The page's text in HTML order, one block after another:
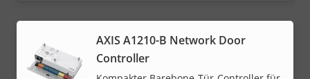
AXIS A1210-B Network Door
Controller